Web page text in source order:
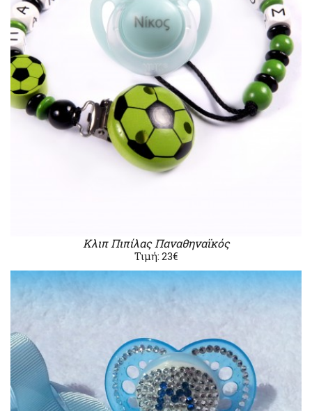
Κλιπ Πιπίλας Παναθηναϊκός
Τιμή: 23€